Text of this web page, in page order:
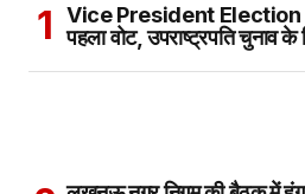
Vice President Election
पहला वोट, उपराष्ट्रपति चुनाव